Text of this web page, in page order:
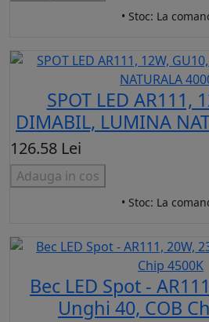
• Stoc: La
SPOT LED AR111,
DIMABIL, LUMINA
126.58 Lei
Adauga in cos
• Stoc: La
Bec LED Spot -
Unghi 40, COB